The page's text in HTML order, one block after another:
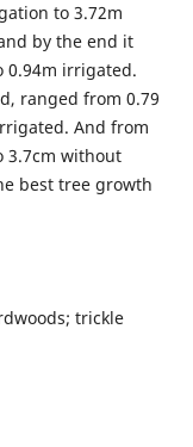
to 3.72m
by the end it
0.94m irrigated.
ranged from 0.79
And from
3.7cm without
best tree growth
trickle